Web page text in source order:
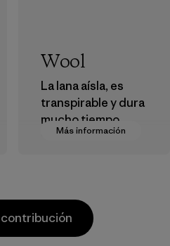
Más información
Wool
La lana aísla, es
transpirable y dura
mucho tiempo.
Utilizamos lana
Responsible Wool
Standard, así como
lana reciclada para